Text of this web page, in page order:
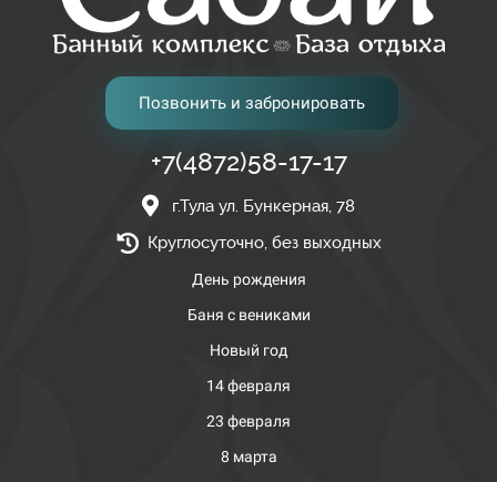
Позвонить и забронировать
+7(4872)58-17-17
г.Тула ул. Бункерная, 78
Круглосуточно, без выходных
День рождения
Баня с вениками
Новый год
14 февраля
23 февраля
8 марта